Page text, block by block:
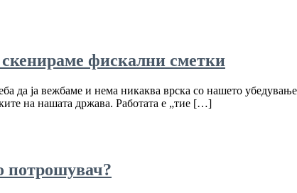
фискални сметки
да ја вежбаме и нема никаква врска со нашето
на нашата држава. Работата е „тие […]
потрошувач?